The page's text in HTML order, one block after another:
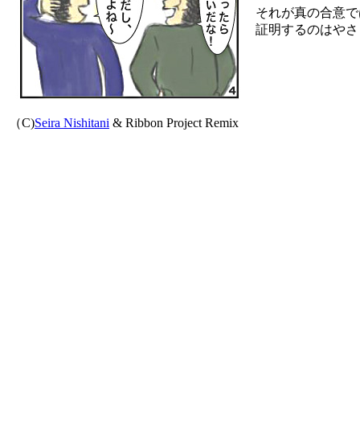
それが真の合意
証明するのはや
（C)Seira Nishitani & Ribbon Project Remix